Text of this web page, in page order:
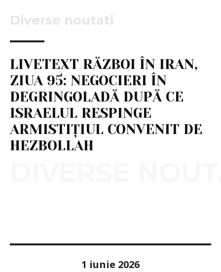
Diverse noutati
LIVETEXT RĂZBOI ÎN IRAN,
ZIUA 95: NEGOCIERI ÎN
DEGRINGOLADĂ DUPĂ CE
ISRAELUL RESPINGE
ARMISTIȚIUL CONVENIT DE
HEZBOLLAH
1 iunie 2026